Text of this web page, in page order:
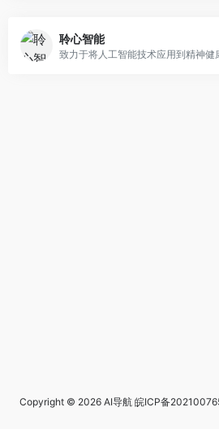
聆心智能
致力于将人工智能技术应用到精神健
Copyright © 2026 AI导航 皖ICP备